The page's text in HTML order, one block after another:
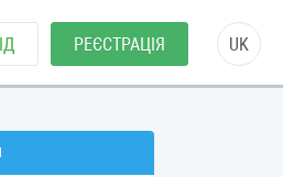
РЕЄСТРАЦІЯ UK